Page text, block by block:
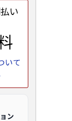
い
いて
ン